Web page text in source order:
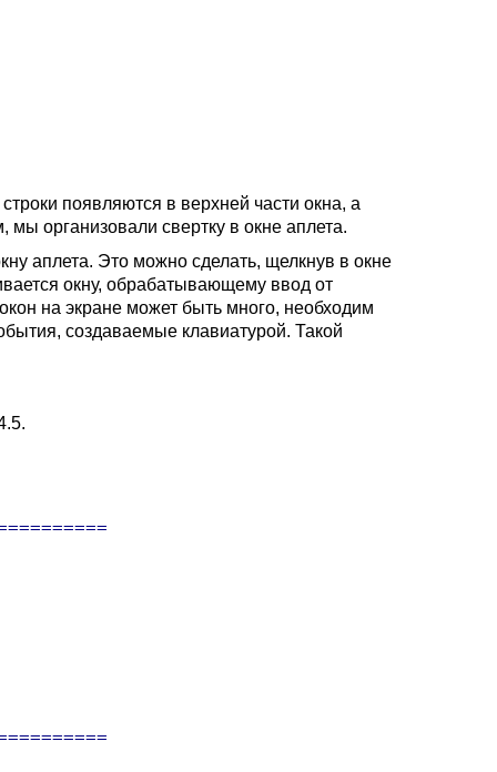
появляются в верхней части окна, а
организовали свертку в окне аплета.
аплета. Это можно сделать, щелкнув в окне
окну, обрабатывающему ввод от
на экране может быть много, необходим
создаваемые клавиатурой. Такой